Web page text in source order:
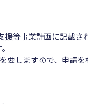
等事業計画に記載さ
しますので、申請